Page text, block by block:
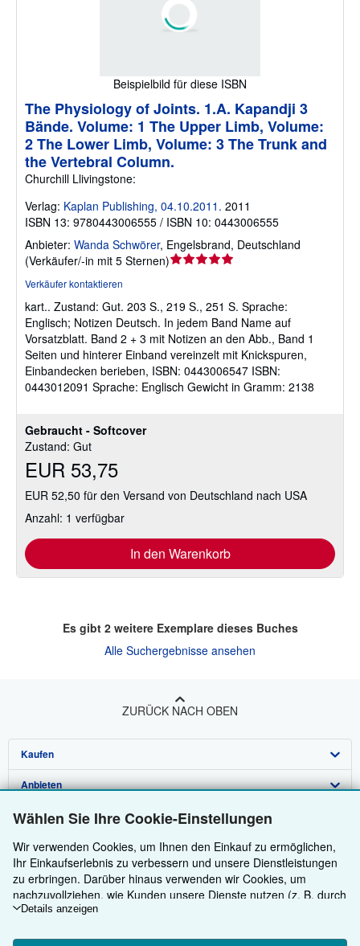
Wählen Sie Ihre Cookie-Einstellungen
Wir verwenden Cookies, um Ihnen den Einkauf zu ermöglichen,
Ihr Einkaufserlebnis zu verbessern und unsere Dienstleistungen
zu erbringen. Darüber hinaus verwenden wir Cookies, um
nachzuvollziehen, wie Kunden unsere Dienste nutzen (z. B. durch
die Erfassung von Website-Besuchen), sodass wir Optimierungen
Cookies von Drittanbietern ein, um in Anzeigen relevante Inhalte
Details anzeigen
Beispielbild für diese ISBN
Gebraucht - Softcover
Zustand: Gut
EUR 53,75
EUR 52,50 für den Versand von Deutschland nach USA
Anzahl: 1 verfügbar
In den Warenkorb
The Physiology of Joints. 1.A. Kapandji 3
Bände. Volume: 1 The Upper Limb, Volume:
2 The Lower Limb, Volume: 3 The Trunk and
the Vertebral Column.
Churchill Llivingstone:
Verlag: Kaplan Publishing, 04.10.2011. 2011
ISBN 13: 9780443006555 / ISBN 10: 0443006555
Anbieter: Wanda Schwörer, Engelsbrand, Deutschland
(Verkäufer/-in mit 5 Sternen)Verkäuferbewertung
5
Sternen
Verkäufer kontaktieren
kart.. Zustand: Gut. 203 S., 219 S., 251 S. Sprache:
Englisch; Notizen Deutsch. In jedem Band Name auf
Vorsatzblatt. Band 2 + 3 mit Notizen an den Abb., Band 1
Seiten und hinterer Einband vereinzelt mit Knickspuren,
Einbandecken berieben, ISBN: 0443006547 ISBN:
0443012091 Sprache: Englisch Gewicht in Gramm: 2138
Es gibt 2weitere Exemplare dieses Buches
Alle Suchergebnisse ansehen
ZURÜCK NACH OBEN
Kaufen
Detailsuche
Sammlungen
Nutzerkonto
Meine Bestellungen
Warenkorb
Anbieten
Verkäufer werden
Partnerprogramm
Empfehlen Sie einen Verkäufer
Über uns
Über uns / Impressum
Presse
Karriere
Datenschutzerklärung
Hilfe
Hilfebereich
Kundenservice
Weitere AbeBooks Unternehmen
AbeBooks.com
AbeBooks.co.uk
AbeBooks folgen